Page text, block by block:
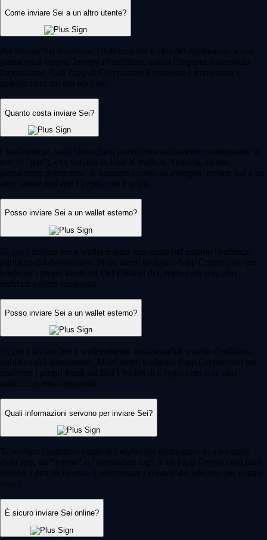
Come inviare Sei a un altro utente?
Per inviare Sei ti servono l'indirizzo del wallet del destinatario e una
piattaforma crypto. Inserisci l'indirizzo, indica l'importo e autorizza
l'operazione. Con l'app di Crypto.com il processo è immediato e
gestisci tutto dal tuo telefono.
Quanto costa inviare Sei?
I trasferimenti sulla blockchain prevedono solitamente commissioni di
rete (o "gas"), che variano in base al traffico. Tuttavia, alcune
piattaforme permettono di azzerare i costi: ad esempio, inviare Sei a un
altro utente nell'app Crypto.com è gratis.
Posso inviare Sei a un wallet esterno?
Sì, puoi inviare Sei a wallet esterni non-custodial usando l'indirizzo
pubblico del destinatario. Molti utenti scelgono l'app Crypto.com per
trasferire i propri fondi sul DeFi Wallet di Crypto.com o su altri
indirizzi esterni supportati.
Posso inviare Sei a un wallet esterno?
Sì, puoi inviare Sei a wallet esterni non-custodial usando l'indirizzo
pubblico del destinatario. Molti utenti scelgono l'app Crypto.com per
trasferire i propri fondi sul DeFi Wallet di Crypto.com o su altri
indirizzi esterni supportati.
Quali informazioni servono per inviare Sei?
Ti servono l'indirizzo esatto del wallet del destinatario e, a seconda
della rete, un "memo" o "destination tag". Con l'app Crypto.com puoi
inserire i dati facilmente o selezionare i contatti dal telefono per evitare
errori.
È sicuro inviare Sei online?